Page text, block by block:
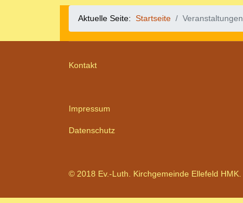
Aktuelle Seite: Startseite Veranstaltungen
Kontakt
Impressum
Datenschutz
© 2018 Ev.-Luth. Kirchgemeinde Ellefeld HMK.